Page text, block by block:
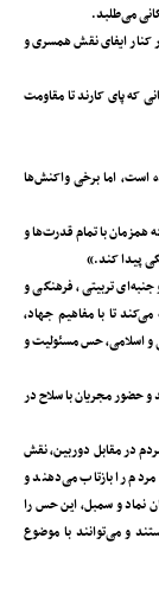
می‌طلبد.
کنار ایفای نقش همسری و
که پای کارند تا مقاومت
است، اما برخی واکنش‌ها
با تمام قدرت‌ها و
پیدا کند.»
تربیتی، فرهنگی و
تا با مفاهیم جهاد،
و اسلامی، حس مسئولیت و
حضور مجریان با سلاح در
در مقابل دوربین، نقش
را بازتاب می‌دهند و
نماد و سمبل، این حس را
و می‌توانند با موضوع